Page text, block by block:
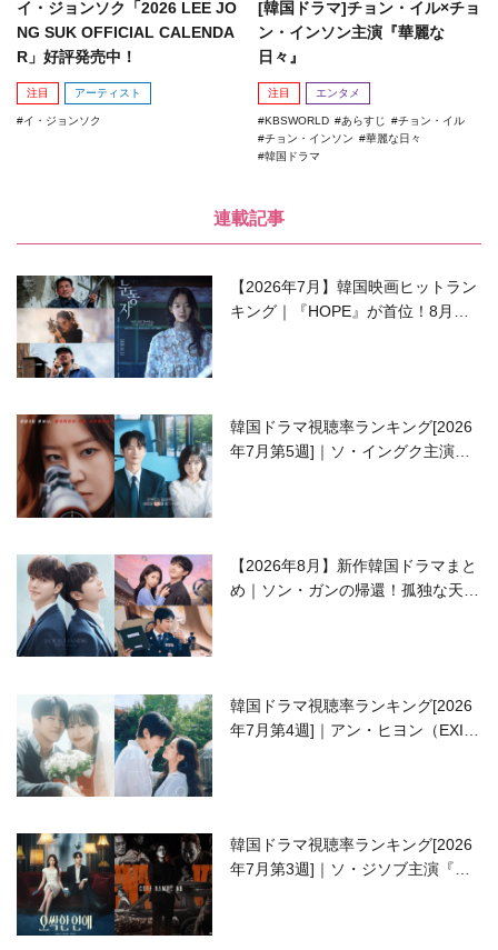
イ・ジョンソク「2026 LEE JO
NG SUK OFFICIAL CALENDA
R」好評発売中！
注目 アーティスト
イ・ジョンソク
[韓国ドラマ]チョン・イル×チョ
ン・インソン主演『華麗な
日々』
注目 エンタメ
KBSWORLD あらすじ
チョン・イル
チョン・インソン
華麗な日々
韓国ドラマ
連載記事
【2026年7月】韓国映画ヒットラン
キング｜『HOPE』が首位！8月公
韓国ドラマ視聴率ランキング[2026
年7月第5週]｜ソ・イングク主演の
【2026年8月】新作韓国ドラマまと
め｜ソン・ガンの帰還！孤独な天才
韓国ドラマ視聴率ランキング[2026
年7月第4週]｜アン・ヒヨン（EXID
韓国ドラマ視聴率ランキング[2026
年7月第3週]｜ソ・ジソブ主演『エ